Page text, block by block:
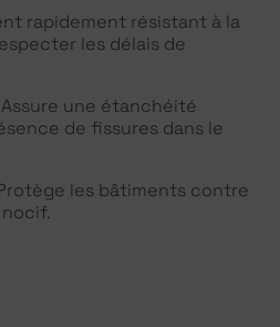
rapidement résistant à la
les délais de
Assure une étanchéité
de fissures dans le
les bâtiments contre